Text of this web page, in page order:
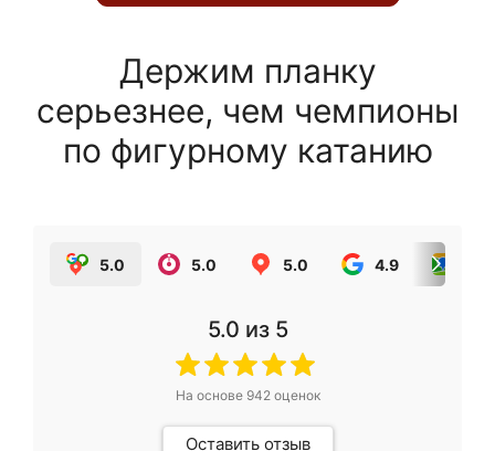
Держим планку
серьезнее, чем чемпионы
по фигурному катанию
5.0 5.0 5.0 4.9
5.0 из 5
На основе 942оценок
Оставить отзыв